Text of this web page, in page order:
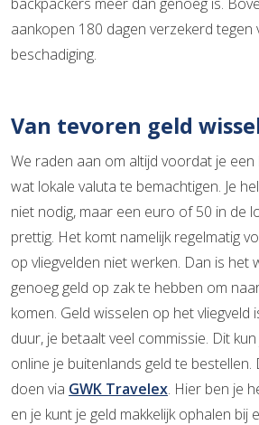
aankopen 180 dagen verzekerd tegen
beschadiging.
Van tevoren geld
We raden aan om altijd voordat je
wat lokale valuta te bemachtigen. Je
niet nodig, maar een euro of 50 in de
prettig. Het komt namelijk regelmatig
op vliegvelden niet werken. Dan is het
genoeg geld op zak te hebben om
komen. Geld wisselen op het
duur, je betaalt veel commissie. Dit
online je buitenlands geld te bestellen.
doen via GWK Travelex. Hier ben je
en je kunt je geld makkelijk ophalen bij